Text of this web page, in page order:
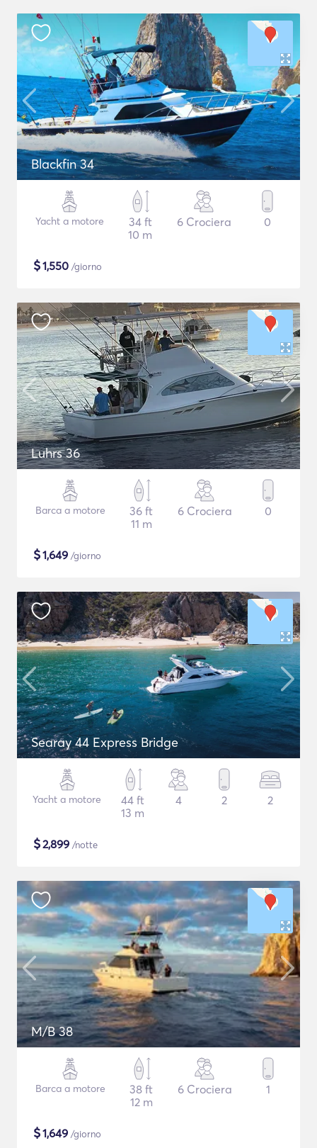
Blackfin 34
Yacht a motore
34 ft
10 m
6 Crociera 0
$1,550 /giorno
Luhrs 36
Barca a motore
36 ft
11 m
6 Crociera 0
$1,649 /giorno
Searay 44 Express Bridge
Yacht a motore
44 ft
13 m
4 2 2
$2,899 /notte
M/B 38
Barca a motore
38 ft
12 m
6 Crociera 1
$1,649 /giorno